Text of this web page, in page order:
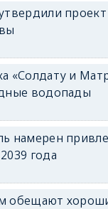
«Солдату и
водопады
намерен
года
обещают